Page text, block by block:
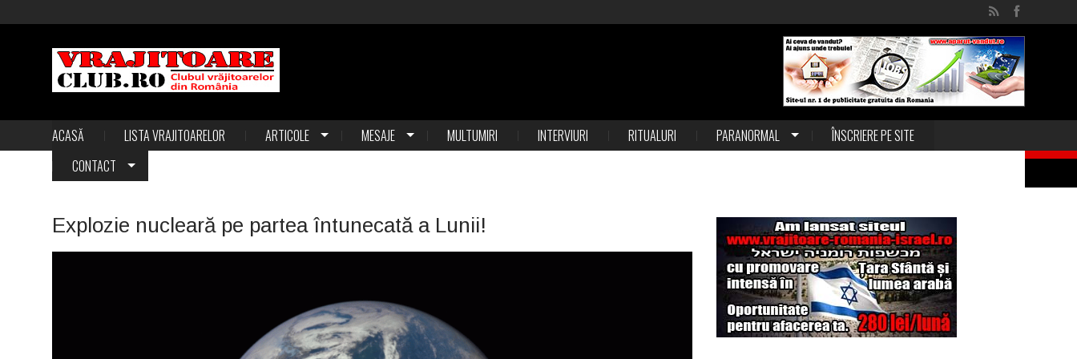
ACASĂ LISTA VRAJITOARELOR ARTICOLE MESAJE MULTUMIRI INTERVIURI RITUALURI PARANORMAL
ÎNSCRIERE PE SITE
CONTACT
Explozie nucleară pe partea întunecată a Lunii!